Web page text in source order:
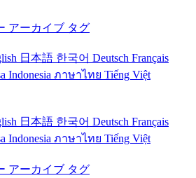
アーカイブ タグ
日本語 한국어 Deutsch Français
Indonesia ภาษาไทย Tiếng Việt
日本語 한국어 Deutsch Français
Indonesia ภาษาไทย Tiếng Việt
アーカイブ タグ